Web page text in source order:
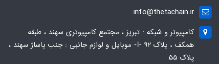
info@thetachain.ir
کامپیوتر و شبکه : تبریز ، مجتمع کامپیوتری سهند ، طبقه
همکف ، پلاک 92 -I- موبایل و لوازم جانبی : جنب پاساژ سهند ،
پلاک 55